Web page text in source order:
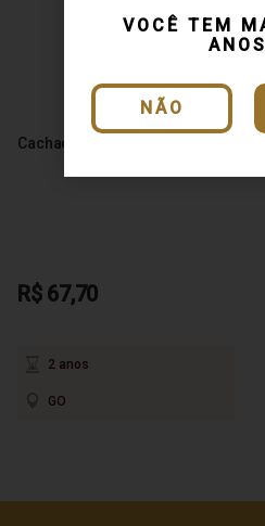
VOCÊ TEM
NÃO
Cachaça Da Posse Ouro 700ml
R$ 67,70
2 anos
GO